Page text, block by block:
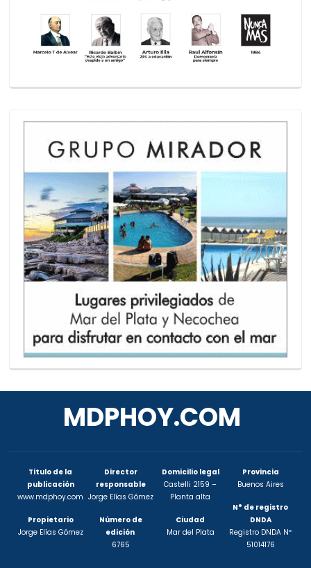
MDPHOY.COM
Titulo de la
publicación
www.mdphoy.com
Propietario
Jorge Elías Gómez
Director
responsable
Jorge Elías Gómez
Número de
edición
6765
Domicilio legal
Castelli 2159 –
Planta alta
Ciudad
Mar del Plata
Provincia
Buenos Aires
N° de registro
DNDA
Registro DNDA Nº
51014176